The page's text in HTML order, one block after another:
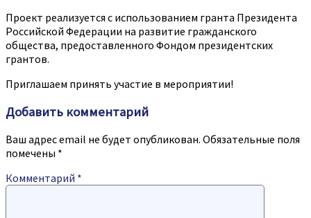
Проект реализуется с использованием гранта Президента
Российской Федерации на развитие гражданского
общества, предоставленного Фондом президентских
грантов.
Приглашаем принять участие в мероприятии!
Добавить комментарий
Ваш адрес email не будет опубликован. Обязательные поля
помечены *
Комментарий *